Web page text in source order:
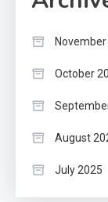
October
August
July 2025